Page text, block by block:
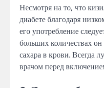
Несмотря на то, что
диабете благодаря
его употребление
больших количествах
сахара в крови. Всегда
врачом перед